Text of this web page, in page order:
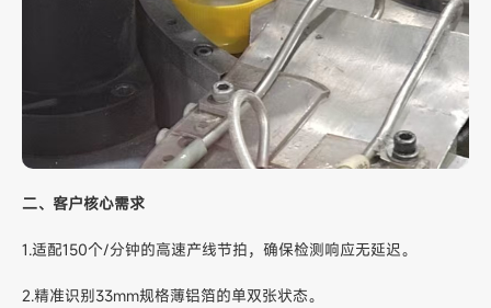
二、客户核心需求
1.适配150个/分钟的高速产线节拍，确保检测响应无延迟。
2.精准识别33mm规格薄铝箔的单双张状态。